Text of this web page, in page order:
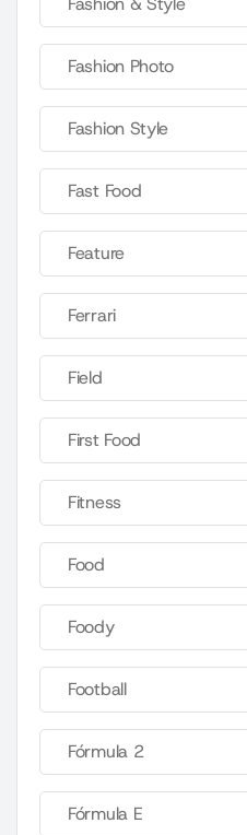
Fashion Photo
Fashion Style
Fast Food
Feature
Ferrari
Field
First Food
Fitness
Food
Foody
Football
Fórmula 2
Fórmula E